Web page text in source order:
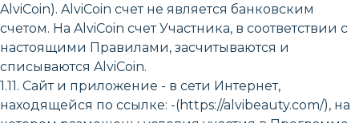
AlviCoin). AlviCoin счет не является банковским
счетом. На AlviCoin счет Участника, в соответствии с
настоящими Правилами, засчитываются и
списываются AlviCoin.
1.11. Сайт и приложение - в сети Интернет,
находящейся по ссылке: -(https://alvibeauty.com/), на